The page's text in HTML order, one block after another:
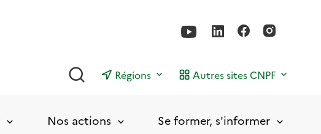
Rechercher
Régions Autres sites CNPF
Nos actions Se former, s'informer